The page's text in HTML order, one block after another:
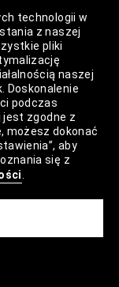
technologii w
z naszej
pliki
naszej
Doskonalenie
podczas
zgodne z
możesz dokonać
aby
się z